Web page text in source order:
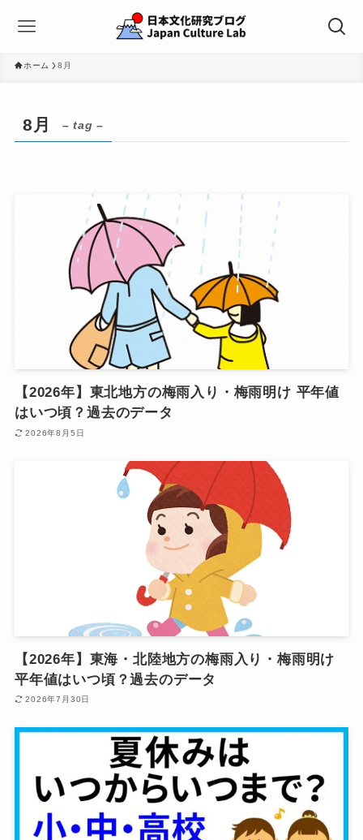
ホーム 8月
8月 – tag –
【2026年】東北地方の梅雨入り・梅雨明け 平年値
はいつ頃？過去のデータ
2026年8月5日
【2026年】東海・北陸地方の梅雨入り・梅雨明け
平年値はいつ頃？過去のデータ
2026年7月30日